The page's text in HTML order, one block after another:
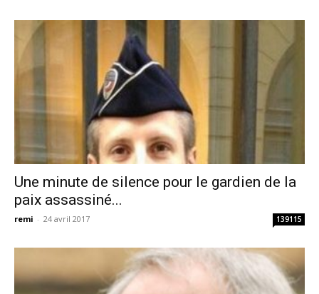
Une minute de silence pour le gardien de la
paix assassiné...
remi - 24 avril 2017 139115